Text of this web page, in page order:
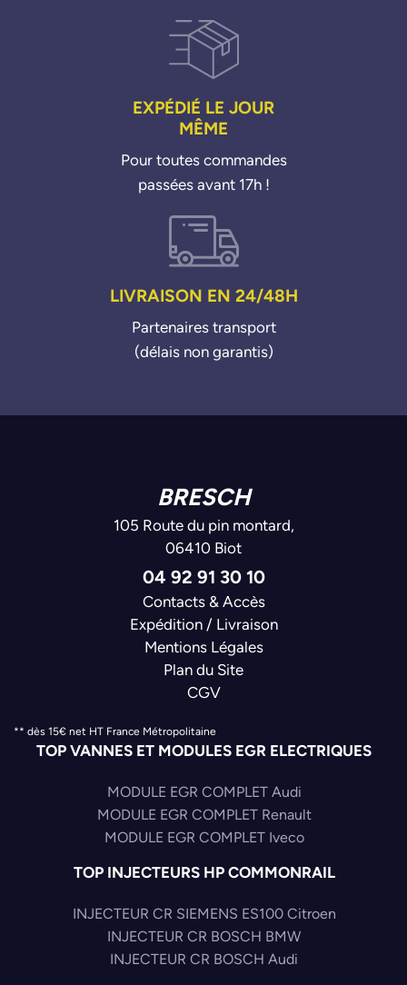
EXPÉDIÉ LE JOUR
MÊME
Pour toutes commandes
passées avant 17h !
LIVRAISON EN 24/48H
Partenaires transport
(délais non garantis)
BRESCH
105 Route du pin montard,
06410 Biot
04 92 91 30 10
Contacts & Accès
Expédition / Livraison
Mentions Légales
Plan du Site
CGV
** dès 15€ net HT France Métropolitaine
TOP VANNES ET MODULES EGR ELECTRIQUES
MODULE EGR COMPLET Audi
MODULE EGR COMPLET Renault
MODULE EGR COMPLET Iveco
TOP INJECTEURS HP COMMONRAIL
INJECTEUR CR SIEMENS ES100 Citroen
INJECTEUR CR BOSCH BMW
INJECTEUR CR BOSCH Audi